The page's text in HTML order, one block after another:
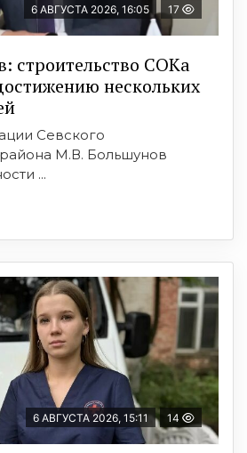
6 АВГУСТА 2026, 16:05 17
строительство СОКа
нескольких
Севского
М.В. Большунов
...
6 АВГУСТА 2026, 15:11 14